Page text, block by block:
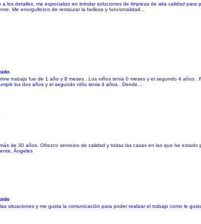
detalles, me especializo en brindar soluciones de limpieza de alta calidad para
Me enorgullezco de restaurar la belleza y funcionalidad...
trabajo fue de 1 año y 8 meses . Los niños tenia 0 meses y el segundo 4 años .
los dos años y el segundo niño tenia 4 años . Donde...
de 30 años. Ofrezco servicios de calidad y todas las casas en las que he
Ángeles
y me gusta la comunicación para poder realizar el trabajo como le gusta